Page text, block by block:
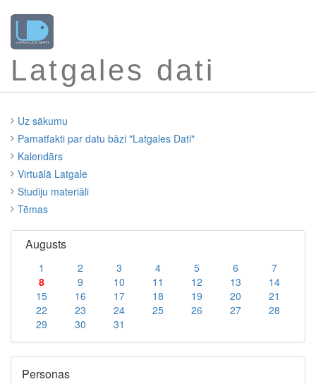
Latgales dati
Uz sākumu
Pamatfakti par datu bāzi "Latgales Dati"
Kalendārs
Virtuālā Latgale
Studiju materiāli
Tēmas
Augusts
1 2 3 4 5 6
7
8
9 10 11 12 13
14
15
16 17 18 19 20
21
22
23 24 25 26 27
28
29
30 31
Personas